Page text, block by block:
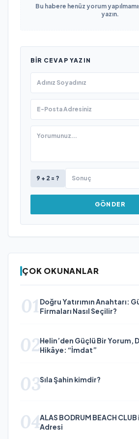
Bu habere henüz yorum
yazın.
BIR CEVAP YAZIN
9 + 2 = ?
GÖNDER
ÇOK OKUNANLAR
01 Doğru Yatırımın Anahtarı:
Firmaları Nasıl Seçilir?
02Helin’den Güçlü Bir Yorum,
Hikâye: “İmdat”
03Sıla Şahin kimdir?
04ALAS BODRUM BEACH
Adresi